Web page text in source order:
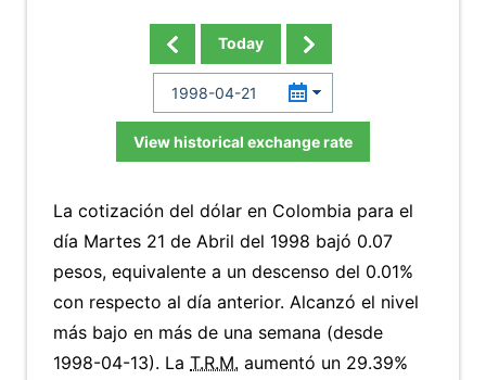
Today
View historical exchange rate
La cotización del dólar en Colombia para el
día Martes 21 de Abril del 1998 bajó 0.07
pesos, equivalente a un descenso del 0.01%
con respecto al día anterior. Alcanzó el nivel
más bajo en más de una semana (desde
1998-04-13). La T.R.M. aumentó un 29.39%